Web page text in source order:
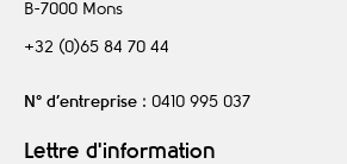
B-7000 Mons
+32 (0)65 84 70 44
N° d’entreprise : 0410 995 037
Lettre d'information